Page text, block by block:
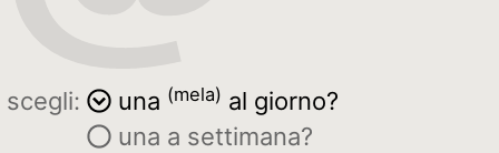
scegli: una (mela) al giorno?
una a settimana?